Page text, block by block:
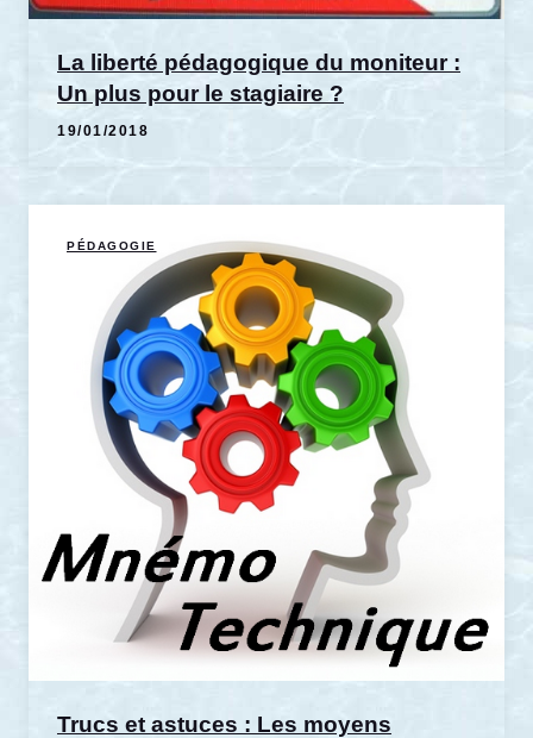
La liberté pédagogique du moniteur :
Un plus pour le stagiaire ?
19/01/2018
PÉDAGOGIE
Trucs et astuces : Les moyens